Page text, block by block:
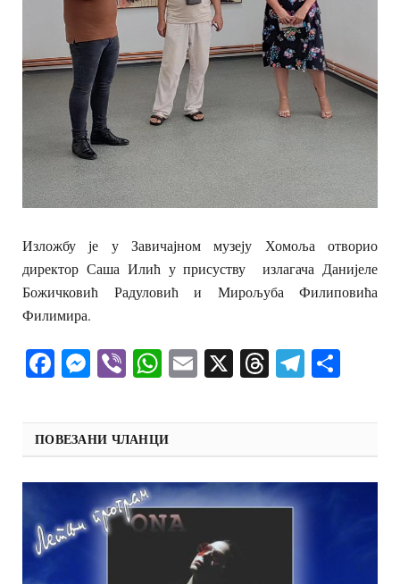
Изложбу је у Завичајном музеју Хомоља отворио
директор Саша Илић у присуству излагача Данијеле
Божичковић Радуловић и Мирољуба Филиповића
Филимира.
Facebook
Messenger
ViberWhatsApp
Email
X Threads
ПОВЕЗАНИ ЧЛАНЦИ